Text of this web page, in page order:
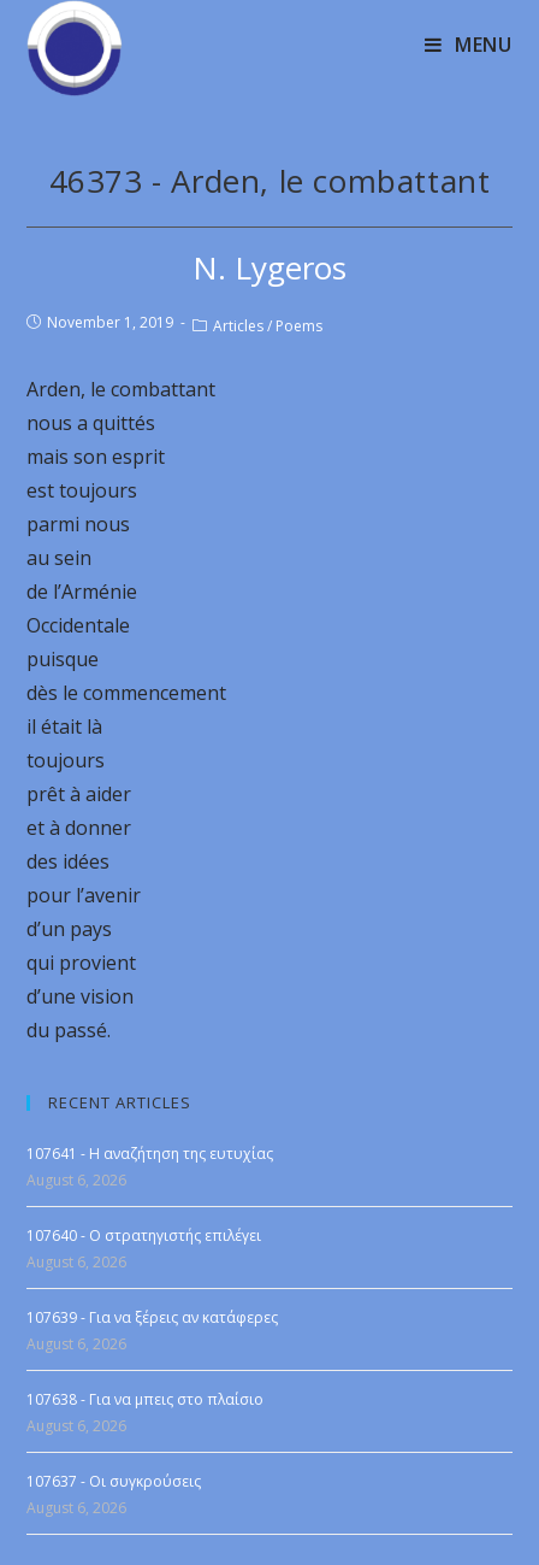
MENU
46373 - Arden, le combattant
N. Lygeros
November 1, 2019 Articles / Poems
Arden, le combattant
nous a quittés
mais son esprit
est toujours
parmi nous
au sein
de l’Arménie
Occidentale
puisque
dès le commencement
il était là
toujours
prêt à aider
et à donner
des idées
pour l’avenir
d’un pays
qui provient
d’une vision
du passé.
RECENT ARTICLES
107641 - Η αναζήτηση της ευτυχίας
August 6, 2026
107640 - Ο στρατηγιστής επιλέγει
August 6, 2026
107639 - Για να ξέρεις αν κατάφερες
August 6, 2026
107638 - Για να μπεις στο πλαίσιο
August 6, 2026
107637 - Οι συγκρούσεις
August 6, 2026